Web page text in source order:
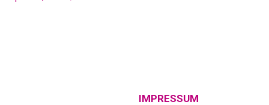
IMPRESSUM